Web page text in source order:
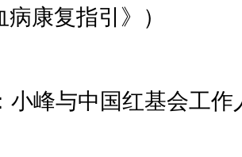
病康复指引》）
小峰与中国红基会工